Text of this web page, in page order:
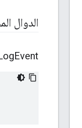
الدوال
Event